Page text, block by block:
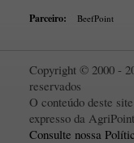
Parceiro: BeefPoint
Copyright © 2000 -
reservados
O conteúdo deste
expresso da
Consulte nossa